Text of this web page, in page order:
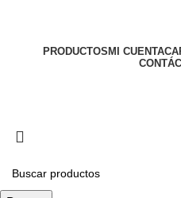
PRODUCTOS MI CUENTA